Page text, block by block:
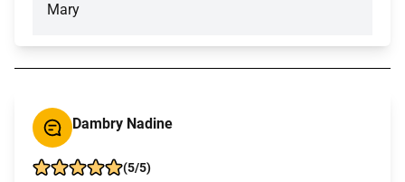
Mary
Dambry Nadine
(5/5)